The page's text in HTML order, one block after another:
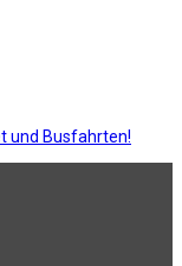
und Busfahrten!